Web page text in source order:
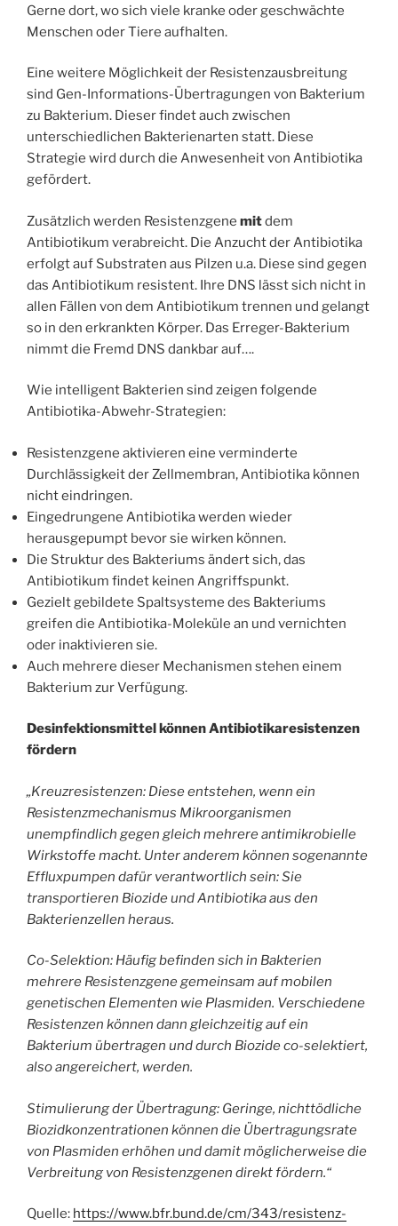
Gerne dort, wo sich viele kranke oder geschwächte
Menschen oder Tiere aufhalten.
Eine weitere Möglichkeit der Resistenzausbreitung
sind Gen-Informations-Übertragungen von Bakterium
zu Bakterium. Dieser findet auch zwischen
unterschiedlichen Bakterienarten statt. Diese
Strategie wird durch die Anwesenheit von Antibiotika
gefördert.
Zusätzlich werden Resistenzgene mitdem
Antibiotikum verabreicht. Die Anzucht der Antibiotika
erfolgt auf Substraten aus Pilzen u.a. Diese sind gegen
das Antibiotikum resistent. Ihre DNS lässt sich nicht in
allen Fällen von dem Antibiotikum trennen und gelangt
so in den erkrankten Körper. Das Erreger-Bakterium
nimmt die Fremd DNS dankbar auf….
Wie intelligent Bakterien sind zeigen folgende
Antibiotika-Abwehr-Strategien:
Resistenzgene aktivieren eine verminderte
Durchlässigkeit der Zellmembran, Antibiotika können
nicht eindringen.
Eingedrungene Antibiotika werden wieder
herausgepumpt bevor sie wirken können.
Die Struktur des Bakteriums ändert sich, das
Antibiotikum findet keinen Angriffspunkt.
Gezielt gebildete Spaltsysteme des Bakteriums
greifen die Antibiotika-Moleküle an und vernichten
oder inaktivieren sie.
Auch mehrere dieser Mechanismen stehen einem
Bakterium zur Verfügung.
Desinfektionsmittel können Antibiotikaresistenzen
fördern
„Kreuzresistenzen: Diese entstehen, wenn ein
Resistenzmechanismus Mikroorganismen
unempfindlich gegen gleich mehrere antimikrobielle
Wirkstoffe macht. Unter anderem können sogenannte
Effluxpumpen dafür verantwortlich sein: Sie
transportieren Biozide und Antibiotika aus den
Bakterienzellen heraus.
Co-Selektion: Häufig befinden sich in Bakterien
mehrere Resistenzgene gemeinsam auf mobilen
genetischen Elementen wie Plasmiden. Verschiedene
Resistenzen können dann gleichzeitig auf ein
Bakterium übertragen und durch Biozide co-selektiert,
also angereichert, werden.
Stimulierung der Übertragung: Geringe, nichttödliche
Biozidkonzentrationen können die Übertragungsrate
von Plasmiden erhöhen und damit möglicherweise die
Verbreitung von Resistenzgenen direkt fördern.“
Quelle: https://www.bfr.bund.de/cm/343/resistenz-